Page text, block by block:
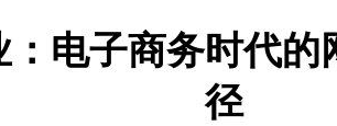
：电子商务时代的
径